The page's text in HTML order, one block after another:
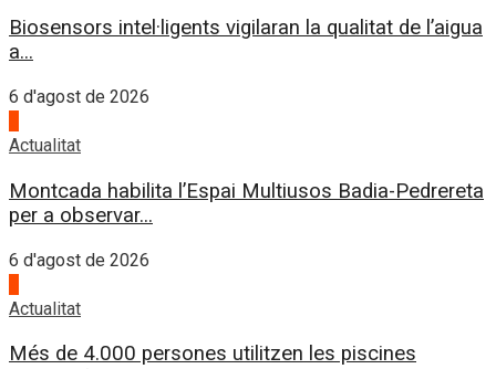
Biosensors intel·ligents vigilaran la qualitat de l’aigua
a...
6 d'agost de 2026
Actualitat
Montcada habilita l’Espai Multiusos Badia-Pedrereta
per a observar...
6 d'agost de 2026
Actualitat
Més de 4.000 persones utilitzen les piscines